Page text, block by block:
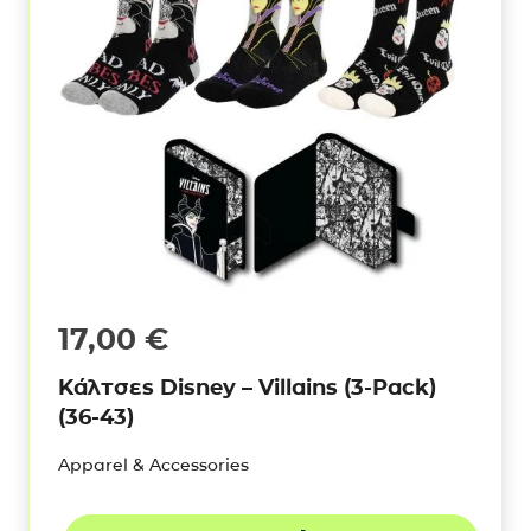
17,00 €
Κάλτσες Disney – Villains (3-Pack)
(36-43)
Apparel & Accessories